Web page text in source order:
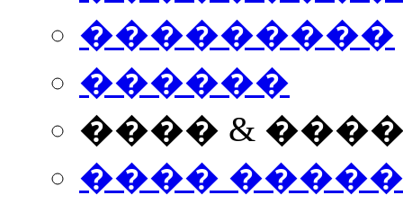
���������
������
���� &
����